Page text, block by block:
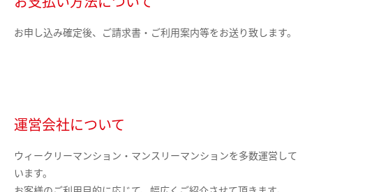
お申し込み確定後、ご請求書・ご利用案内等をお送り致します。
運営会社について
ウィークリーマンション・マンスリーマンションを多数運営して
います。